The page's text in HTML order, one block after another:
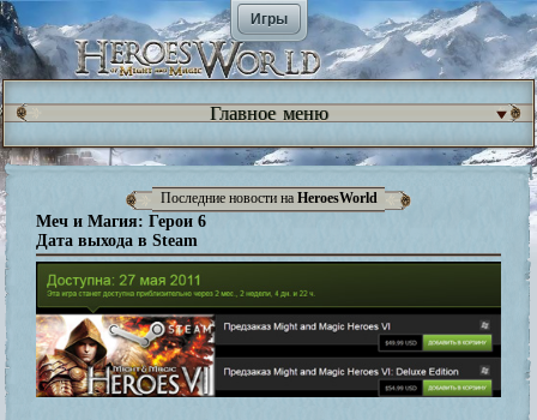
Игры
Главное меню
Последние новости на HeroesWorld
Меч и Магия: Герои 6
Дата выхода в Steam